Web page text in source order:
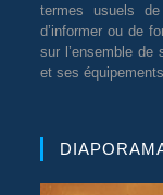
termes usuels
d’informer ou de
sur l’ensemble
et ses